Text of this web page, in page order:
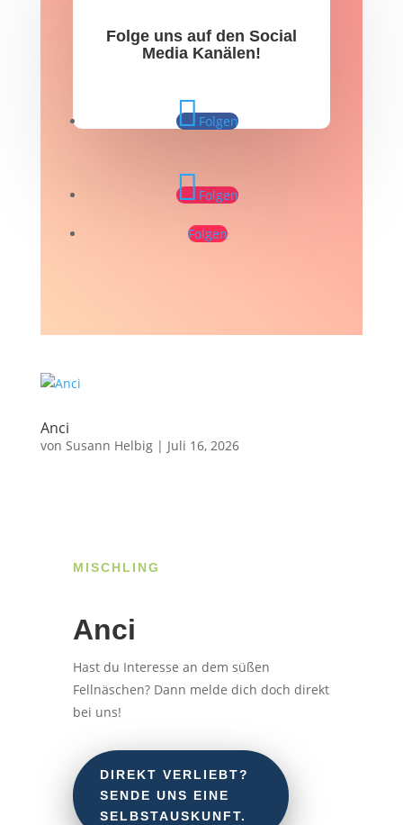
Folge uns auf den Social
Media Kanälen!
Folgen
Folgen
Folgen
Anci
von Susann Helbig| Juli 16, 2026
MISCHLING
Anci
Hast du Interesse an dem süßen
Fellnäschen? Dann melde dich doch direkt
bei uns!
DIREKT VERLIEBT?
SENDE UNS EINE
SELBSTAUSKUNFT.